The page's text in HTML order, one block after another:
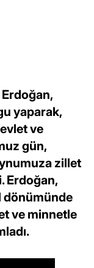
yaparak,
ve
gün,
zillet
Erdoğan,
dönümünde
ve minnetle